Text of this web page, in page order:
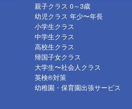
親子クラス 0～3歳
幼児クラス 年少〜年長
小学生クラス
中学生クラス
高校生クラス
帰国子女クラス
大学生〜社会人クラス
英検®対策
幼稚園・保育園出張サービス